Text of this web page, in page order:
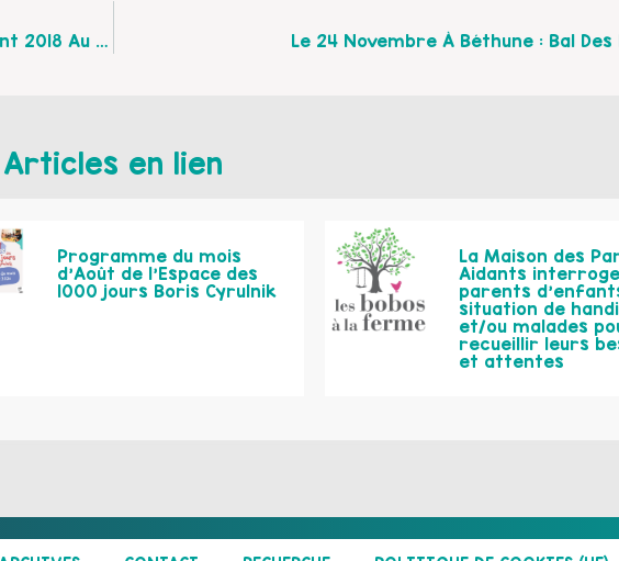
Le Programme D’octobre & Des Vacances De Toussaint 2018 Au Caféméléon Le 24 Novembre À Béthune : Bal
Articles en lien
Programme du mois
d’Août de l’Espace des
1000 jours Boris Cyrulnik
La Maison des
Aidants
parents
situation de
et/ou malades
recueillir leurs
et attentes